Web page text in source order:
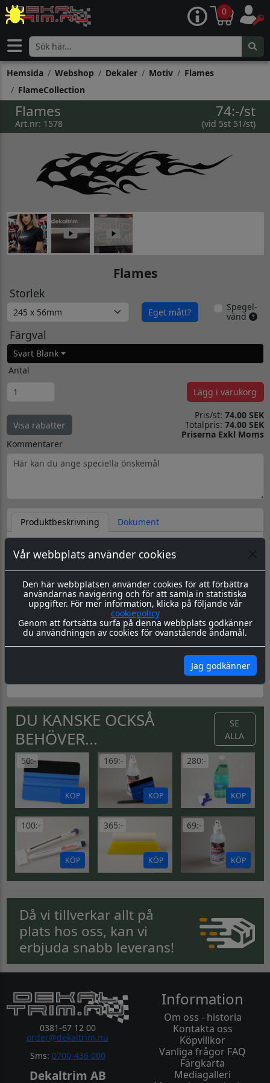
Vår webbplats använder cookies
Den här webbplatsen använder cookies för att förbättra
användarnas navigering och för att samla in statistiska
uppgifter. För mer information, klicka på följande vår
cookiepolicy
Genom att fortsätta surfa på denna webbplats godkänner
du användningen av cookies för ovanstående ändamål.
Jag godkänner
0
Hemsida Webshop Dekaler Motiv
Flames
FlameCollection
Flames
Art.nr: 1578
74:-/st
(vid 5st 51/st)
Flames
Storlek
Eget mått?
Spegel-
vänd
Färgval
Svart Blank
Antal
Lägg i varukorg
Visa rabatter
Pris/st: 74.00 SEK
Totalpris: 74.00 SEK
Priserna Exkl Moms
Kommentarer
Produktbeskrivning
Dokument
Material & Tillverkning:
genomfärgad kvalitetsfolie, som fäster på de flesta plana
ytor.
Leverans:Dekalen levereras redo för montage med
appliceringstape över som håller ihop dekalen, och
underlättar monteringen. Appliceringstapen tas bort efter
montering, och kvar sitter då endast dekalen.
Montering:Montageanvisning hittar duhär
Läs igenom våra instrukioner före
DU KANSKE OCKSÅ
BEHÖVER...
SE
ALLA
50:-
KÖP
169:-
KÖP
280:-
KÖP
100:-
KÖP
365:-
KÖP
69:-
KÖP
Då vi tillverkar allt på
plats hos oss, kan vi
erbjuda snabb leverans!
0381-67 12 00
order@dekaltrim.nu
Sms: 0700-436 000
Dekaltrim AB
Information
Om oss - historia
Kontakta oss
Köpvillkor
Vanliga frågor FAQ
Färgkarta
Mediagalleri